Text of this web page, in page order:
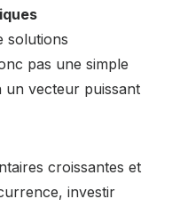
solutions
pas une simple
un vecteur puissant
croissantes et
investir